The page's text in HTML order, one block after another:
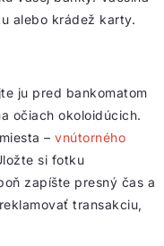
alebo krádež karty.
ju pred bankomatom
očiach okoloidúcich.
– vnútorného
si fotku
zapíšte presný čas a
transakciu,